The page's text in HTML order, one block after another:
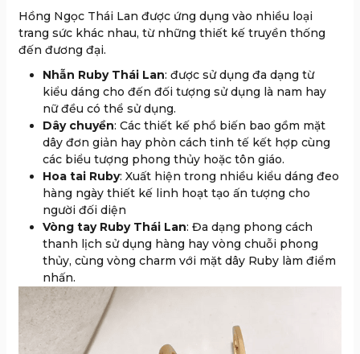
Hồng Ngọc Thái Lan được ứng dụng vào nhiều loại
trang sức khác nhau, từ những thiết kế truyền thống
đến đương đại.
Nhẫn Ruby Thái Lan: được sử dụng đa dạng từ
kiểu dáng cho đến đối tượng sử dụng là nam hay
nữ đều có thể sử dụng.
Dây chuyền: Các thiết kế phổ biến bao gồm mặt
dây đơn giản hay phòn cách tinh tế kết hợp cùng
các biểu tượng phong thủy hoặc tôn giáo.
Hoa tai Ruby: Xuất hiện trong nhiều kiểu dáng đeo
hàng ngày thiết kế linh hoạt tạo ấn tượng cho
người đối diện
Vòng tay Ruby Thái Lan: Đa dạng phong cách
thanh lịch sử dụng hàng hay vòng chuỗi phong
thủy, cùng vòng charm với mặt dây Ruby làm điểm
nhấn.